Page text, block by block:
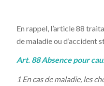
En rappel, l’article 88
de maladie ou d’accident
Art. 88 Absence pour
1 En cas de maladie, les